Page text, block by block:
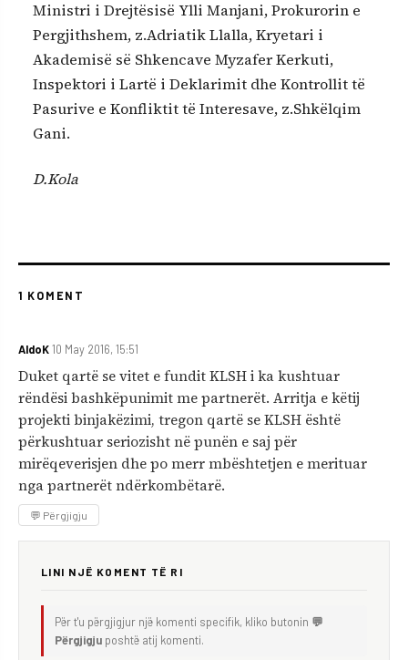
Ministri i Drejtësisë Ylli Manjani, Prokurorin e
Pergjithshem, z.Adriatik Llalla, Kryetari i
Akademisë së Shkencave Myzafer Kerkuti,
Inspektori i Lartë i Deklarimit dhe Kontrollit të
Pasurive e Konfliktit të Interesave, z.Shkëlqim
Gani.
D.Kola
1 KOMENT
AldoK 10 May 2016, 15:51
Duket qartë se vitet e fundit KLSH i ka kushtuar
rëndësi bashkëpunimit me partnerët. Arritja e këtij
projekti binjakëzimi, tregon qartë se KLSH është
përkushtuar seriozisht në punën e saj për
mirëqeverisjen dhe po merr mbështetjen e merituar
nga partnerët ndërkombëtarë.
💬 Përgjigju
LINI NJË KOMENT TË RI
Për t'u përgjigjur një komenti specifik, kliko butonin 💬
Përgjigju poshtë atij komenti.